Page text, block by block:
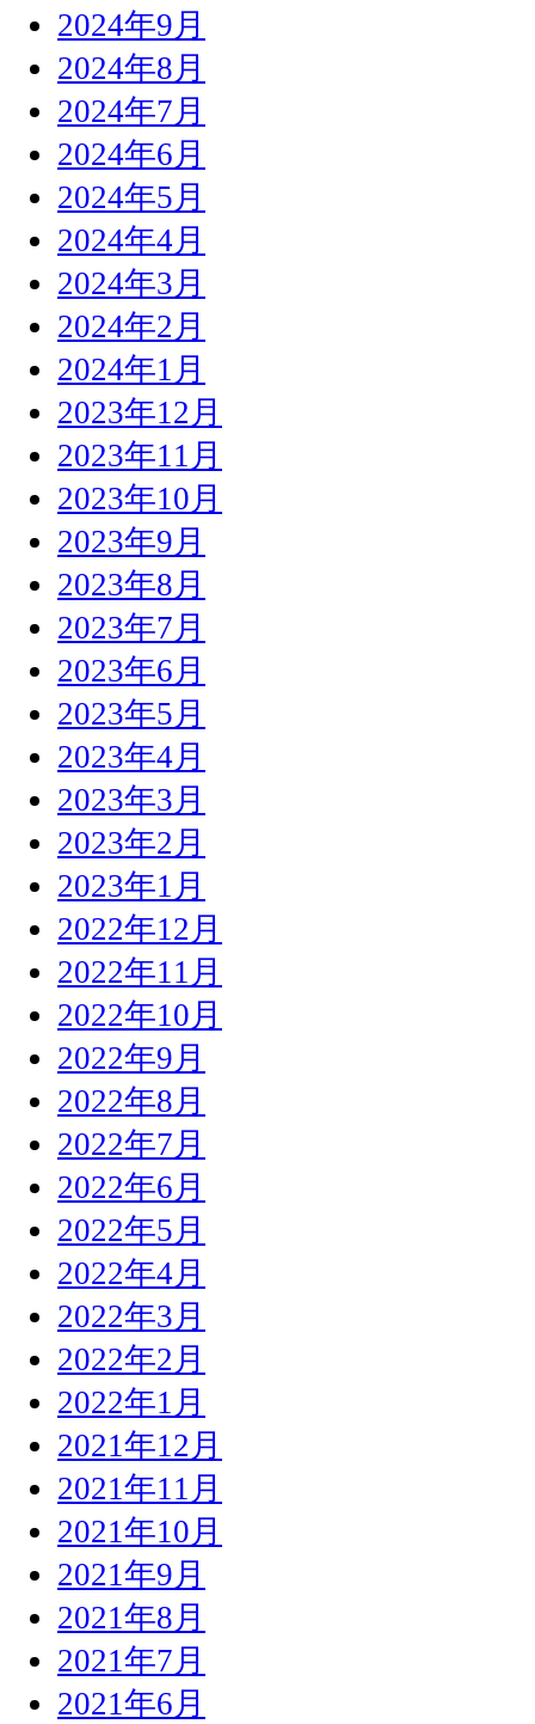
2024年9月
2024年8月
2024年7月
2024年6月
2024年5月
2024年4月
2024年3月
2024年2月
2024年1月
2023年12月
2023年11月
2023年10月
2023年9月
2023年8月
2023年7月
2023年6月
2023年5月
2023年4月
2023年3月
2023年2月
2023年1月
2022年12月
2022年11月
2022年10月
2022年9月
2022年8月
2022年7月
2022年6月
2022年5月
2022年4月
2022年3月
2022年2月
2022年1月
2021年12月
2021年11月
2021年10月
2021年9月
2021年8月
2021年7月
2021年6月